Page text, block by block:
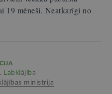
19 mēneši. Neatkarīgi no
Labklājība
ministrija